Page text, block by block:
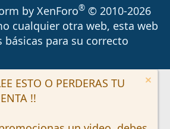
S
by XenForo® © 2010-2026
cualquier otra web, esta web
básicas para su correcto
ESTO O PERDERAS TU
!!